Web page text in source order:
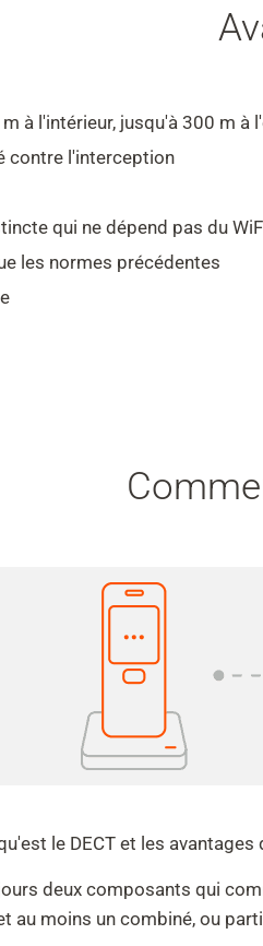
à l'intérieur, jusqu'à 300 m à
contre l'interception
qui ne dépend pas du
les normes précédentes
le DECT et les
deux composants qui
au moins un combiné, ou